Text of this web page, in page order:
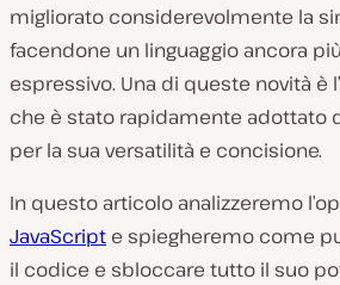
migliorato considerevolmente la
facendone un linguaggio ancora
espressivo. Una di queste novità è
che è stato rapidamente adottato
per la sua versatilità e concisione.
In questo articolo analizzeremo
JavaScript e spiegheremo come
il codice e sbloccare tutto il suo